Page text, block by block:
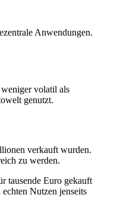
Anwendungen.
volatil als
genutzt.
verkauft wurden.
zu werden.
tausende Euro gekauft
Nutzen jenseits